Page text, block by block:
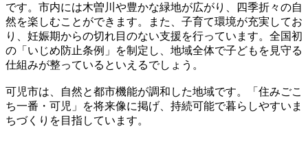
です。市内には木曽川や豊かな緑地が広がり、四季折々の自
然を楽しむことができます。また、子育て環境が充実してお
り、妊娠期からの切れ目のない支援を行っています。全国初
の「いじめ防止条例」を制定し、地域全体で子どもを見守る
仕組みが整っているといえるでしょう。
可児市は、自然と都市機能が調和した地域です。「住みごこ
ち一番・可児」を将来像に掲げ、持続可能で暮らしやすいま
ちづくりを目指しています。